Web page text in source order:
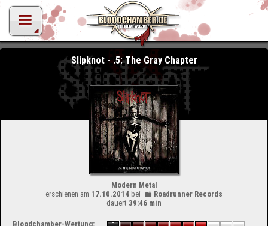
Slipknot - .5: The Gray Chapter
Modern Metal
erschienen am 17.10.2014 bei
Roadrunner Records
dauert 39:46 min
Bloodchamber-Wertung: